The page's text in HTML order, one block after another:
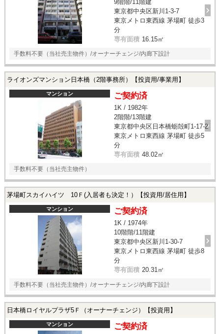
9階階/11階建
東京都中央区新川1-3-7
東京メトロ東西線 茅場町 徒歩3
分
専有面積 16.15㎡
手数料不要（当社売主物件）/オーナーチェンジ/内廊下設計
ライオンズマンション日本橋（2階事務所）【投資用/事業用】
マンション ご契約済
1K / 1982年
2階階/13階建
東京都中央区日本橋蛎殻町1-17-2
東京メトロ東西線 茅場町 徒歩5
分
専有面積 48.02㎡
手数料不要（当社売主物件）
茅場町スカイハイツ 10Ｆ(入居者も決定！）【投資用/居住用】
マンション ご契約済
1K / 1974年
10階階/11階建
東京都中央区新川1-30-7
東京メトロ東西線 茅場町 徒歩8
分
専有面積 20.31㎡
手数料不要（当社売主物件）/オーナーチェンジ/内廊下設計
日本橋ロイヤルプラザ5Ｆ（オーナーチェンジ）【投資用】
マンション ご契約済